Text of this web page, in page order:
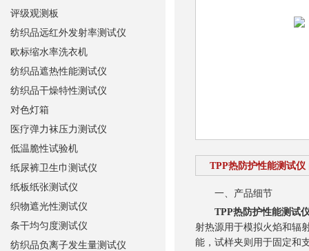
TPP热防护性能测试仪
一、产品细节
TPP热防护性能测试
射热源用于模拟火焰和辐
能，试样夹则用于固定和
评级观测板
纺织品远红外发射率测试仪
欧标缩水率洗衣机
纺织品遮热性能测试仪
纺织品干燥特性测试仪
对色灯箱
医疗弹力袜压力测试仪
低温脆性试验机
纸尿裤卫生巾测试仪
纸板纸张测试仪
织物遮光性测试仪
条干均匀度测试仪
纺织品负离子发生量测试仪